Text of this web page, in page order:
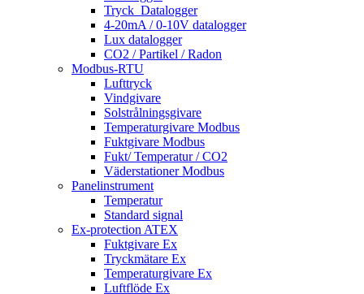
Tryck_Datalogger
4-20mA / 0-10V datalogger
Lux datalogger
CO2 / Partikel / Radon
Modbus-RTU
Lufttryck
Vindgivare
Solstrålningsgivare
Temperaturgivare Modbus
Fuktgivare Modbus
Fukt/ Temperatur / CO2
Väderstationer Modbus
Panelinstrument
Temperatur
Standard signal
Ex-protection ATEX
Fuktgivare Ex
Tryckmätare Ex
Temperaturgivare Ex
Luftflöde Ex